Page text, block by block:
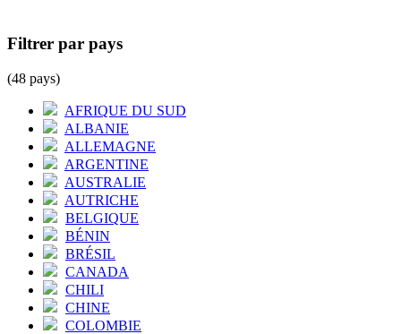
Filtrer par pays
(48 pays)
AFRIQUE DU SUD
ALBANIE
ALLEMAGNE
ARGENTINE
AUSTRALIE
AUTRICHE
BELGIQUE
BÉNIN
BRÉSIL
CANADA
CHILI
CHINE
COLOMBIE